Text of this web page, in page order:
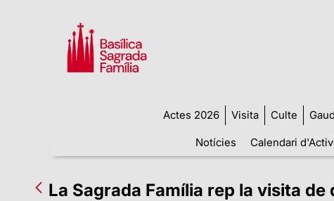
Actes 2026 Visita Culte
Notícies
Calendari
La Sagrada Família rep la visita